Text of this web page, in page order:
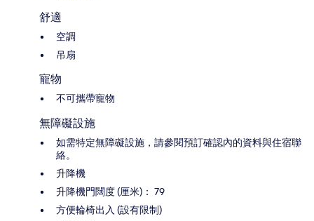
舒適
空調
吊扇
寵物
不可攜帶寵物
無障礙設施
如需特定無障礙設施，請參閱預訂確認內的資料與住宿聯
絡。
升降機
升降機門闊度 (厘米)： 79
方便輪椅出入 (設有限制)